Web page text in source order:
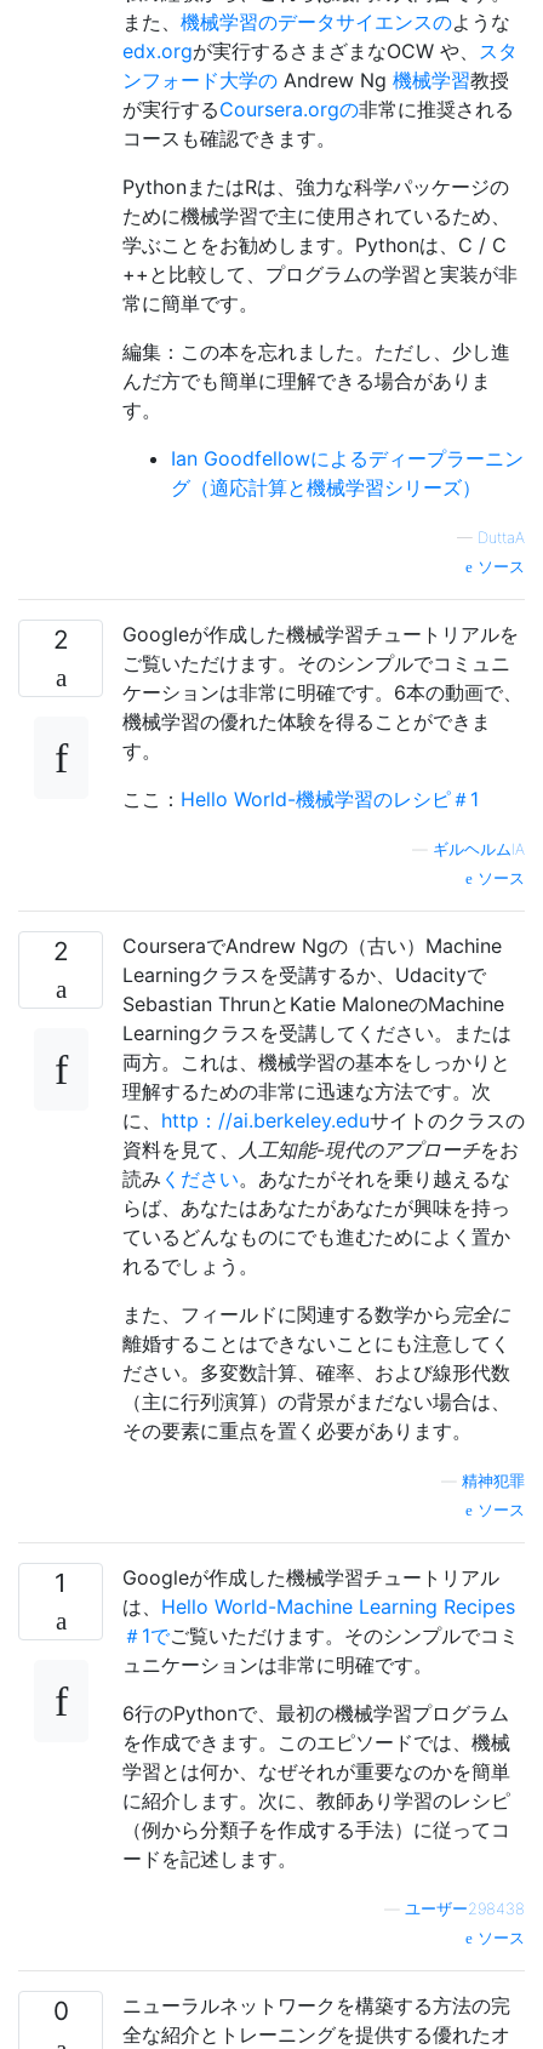
また、 機械学習のデータサイエンスのような
edx.orgが実行するさまざまなOCW や、 スタ
ンフォード大学の Andrew Ng 機械学習教授
が実行するCoursera.orgの非常に推奨される
コースも確認できます。
PythonまたはRは、強力な科学パッケージの
ために機械学習で主に使用されているため、
学ぶことをお勧めします。Pythonは、C / C
++と比較して、プログラムの学習と実装が非
常に簡単です。
編集：この本を忘れました。ただし、少し進
んだ方でも簡単に理解できる場合がありま
す。
Ian Goodfellowによるディープラーニン
グ（適応計算と機械学習シリーズ）
— DuttaA
ソース
2
Googleが作成した機械学習チュートリアルを
ご覧いただけます。そのシンプルでコミュニ
ケーションは非常に明確です。6本の動画で、
機械学習の優れた体験を得ることができま
す。
ここ： Hello World-機械学習のレシピ＃1
ギルヘルムIA
ソース
2
CourseraでAndrew Ngの（古い）Machine
Learningクラスを受講するか、Udacityで
Sebastian ThrunとKatie MaloneのMachine
Learningクラスを受講してください。または
両方。これは、機械学習の基本をしっかりと
理解するための非常に迅速な方法です。次
に、 http：//ai.berkeley.eduサイトのクラスの
資料を見て、
人工知能-現代のアプローチをお
読み ください。あなたがそれを乗り越えるな
らば、あなたはあなたがあなたが興味を持っ
ているどんなものにでも進むためによく置か
れるでしょう。
また、フィールドに関連する数学から 完全に
離婚することはできないことにも注意してく
ださい。多変数計算、確率、および線形代数
（主に行列演算）の背景がまだない場合は、
その要素に重点を置く必要があります。
精神犯罪
ソース
1
Googleが作成した機械学習チュートリアル
は、 Hello World-Machine Learning Recipes
＃1でご覧いただけます。そのシンプルでコミ
ュニケーションは非常に明確です。
6行のPythonで、最初の機械学習プログラム
を作成できます。このエピソードでは、機械
学習とは何か、なぜそれが重要なのかを簡単
に紹介します。次に、教師あり学習のレシピ
（例から分類子を作成する手法）に従ってコ
ードを記述します。
ユーザー298438
ソース
0
ニューラルネットワークを構築する方法の完
全な紹介とトレーニングを提供する優れたオ